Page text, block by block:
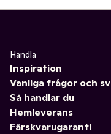
Handla
Inspiration
Vanliga frågor och
Så handlar du
Hemleverans
Färskvarugaranti